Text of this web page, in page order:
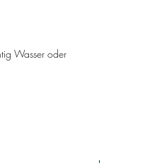
Wasser oder